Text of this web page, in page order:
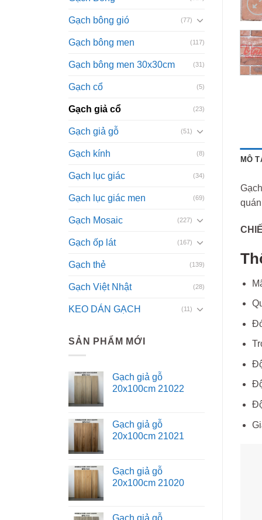
Gạch bông gió (77)
Gạch bông men (117)
Gạch bông men 30x30cm (31)
Gạch cổ (5)
Gạch giả cổ (23)
Gạch giả gỗ (51)
Gạch kính (8)
Gạch lục giác (34)
Gạch lục giác men (69)
Gạch Mosaic (227)
Gạch ốp lát (167)
Gạch thẻ (139)
Gạch Việt Nhật (28)
KEO DÁN GẠCH (11)
SẢN PHẨM MỚI
Gạch giả gỗ
20x100cm 21022
Gạch giả gỗ
20x100cm 21021
Gạch giả gỗ
20x100cm 21020
Gạch giả gỗ
MÔ